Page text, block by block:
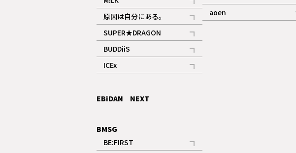
ギャラリー
記事
原因は自分にある。
記事
SUPER★DRAGON
記事
BUDDiiS
記事
ICEx
記事
EBiDAN NEXT
BMSG
BE:FIRST
記事
aoen
記事